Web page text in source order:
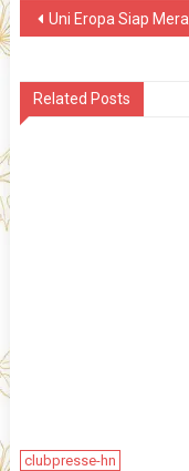
Post
Uni Eropa Siap Merancang Kembali Berbagai Layanan Bisnis Usai Pandemi Corona
Related Posts
clubpresse-hn